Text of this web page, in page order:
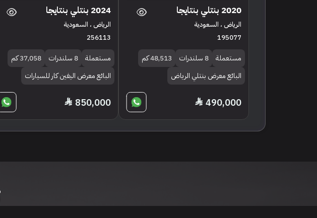
2020 بنتلي بنتايجا
الرياض ، السعودية
195077
مستعملة 8 سلندرات
48,513 كم
البائع معرض بنتلي الرياض
490,000
2024 بنتلي بنتايجا
الرياض ، السعودية
256113
مستعملة 8 سلندرات
37,058 كم
البائع معرض اليفين كار للسيارات
850,000